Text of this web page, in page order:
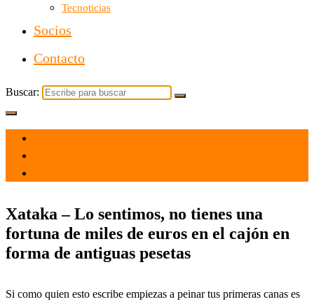
Tecnoticias
Socios
Contacto
Buscar:
Xataka – Lo sentimos, no tienes una
fortuna de miles de euros en el cajón en
forma de antiguas pesetas
Si como quien esto escribe empiezas a peinar tus primeras canas es